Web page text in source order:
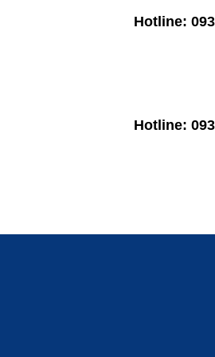
Hotline:
Hotline: